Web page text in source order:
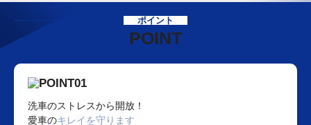
ポイント
POINT
洗車のストレスから開放！
愛車のキレイを守ります